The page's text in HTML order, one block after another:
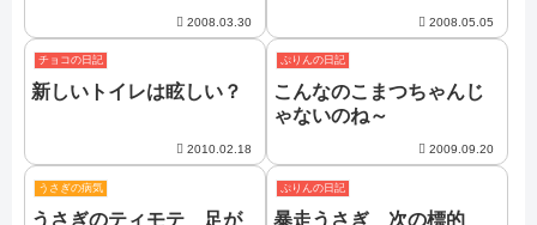
2008.03.30 2008.05.05
チョコの日記
新しいトイレは眩しい？
2010.02.18
ぷりんの日記
こんなのこまつちゃんじ
ゃないのね～
2009.09.20
うさぎの病気
うさぎのティモテ 足が
ぷりんの日記
暴走うさぎ 次の標的